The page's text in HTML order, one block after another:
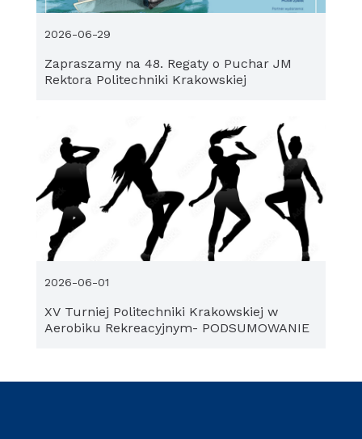
Zapraszamy na 48. Regaty o Puchar JM
Rektora Politechniki Krakowskiej
2026-06-29
XV Turniej Politechniki Krakowskiej w
Aerobiku Rekreacyjnym- PODSUMOWANIE
2026-06-01